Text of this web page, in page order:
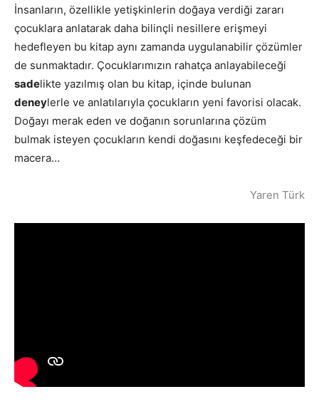
İnsanların, özellikle yetişkinlerin doğaya verdiği zararı
çocuklara anlatarak daha bilinçli nesillere erişmeyi
hedefleyen bu kitap aynı zamanda uygulanabilir çözümler
de sunmaktadır. Çocuklarımızın rahatça anlayabileceği
sadelikte yazılmış olan bu kitap, içinde bulunan
deneylerle ve anlatılarıyla çocukların yeni favorisi olacak.
Doğayı merak eden ve doğanın sorunlarına çözüm
bulmak isteyen çocukların kendi doğasını keşfedeceği bir
macera…
Yaren Türk